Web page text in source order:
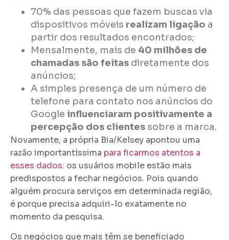
70% das pessoas que fazem buscas via
dispositivos móveis realizam ligação a
partir dos resultados encontrados;
Mensalmente, mais de 40 milhões de
chamadas são feitas diretamente dos
anúncios;
A simples presença de um número de
telefone para contato nos anúncios do
Google influenciaram positivamente a
percepção dos clientes sobre a marca.
Novamente, a própria Bia/Kelsey apontou uma
razão importantíssima para ficarmos atentos a
esses dados: os usuários mobile estão mais
predispostos a fechar negócios. Pois quando
alguém procura serviços em determinada região,
é porque precisa adquiri-lo exatamente no
momento da pesquisa.
Os negócios que mais têm se beneficiado